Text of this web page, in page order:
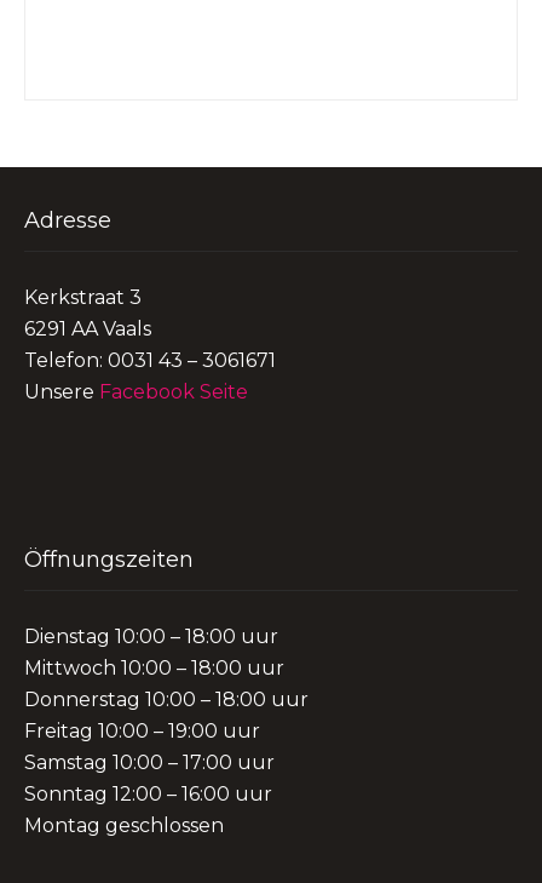
Adresse
Kerkstraat 3
6291 AA Vaals
Telefon: 0031 43 – 3061671
Unsere Facebook Seite
Öffnungszeiten
Dienstag 10:00 – 18:00 uur
Mittwoch 10:00 – 18:00 uur
Donnerstag 10:00 – 18:00 uur
Freitag 10:00 – 19:00 uur
Samstag 10:00 – 17:00 uur
Sonntag 12:00 – 16:00 uur
Montag geschlossen